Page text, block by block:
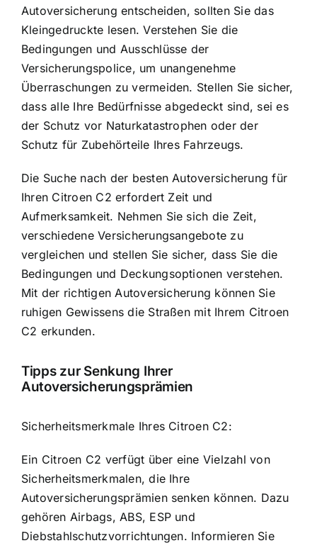
Autoversicherung entscheiden, sollten Sie das
Kleingedruckte lesen. Verstehen Sie die
Bedingungen und Ausschlüsse der
Versicherungspolice, um unangenehme
Überraschungen zu vermeiden. Stellen Sie sicher,
dass alle Ihre Bedürfnisse abgedeckt sind, sei es
der Schutz vor Naturkatastrophen oder der
Schutz für Zubehörteile Ihres Fahrzeugs.
Die Suche nach der besten Autoversicherung für
Ihren Citroen C2 erfordert Zeit und
Aufmerksamkeit. Nehmen Sie sich die Zeit,
verschiedene Versicherungsangebote zu
vergleichen und stellen Sie sicher, dass Sie die
Bedingungen und Deckungsoptionen verstehen.
Mit der richtigen Autoversicherung können Sie
ruhigen Gewissens die Straßen mit Ihrem Citroen
C2 erkunden.
Tipps zur Senkung Ihrer
Autoversicherungsprämien
Sicherheitsmerkmale Ihres Citroen C2:
Ein Citroen C2 verfügt über eine Vielzahl von
Sicherheitsmerkmalen, die Ihre
Autoversicherungsprämien senken können. Dazu
gehören Airbags, ABS, ESP und
Diebstahlschutzvorrichtungen. Informieren Sie